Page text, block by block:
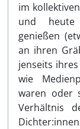
im
und heute
genießen
an ihren
jenseits
wie
waren oder
Verhältnis